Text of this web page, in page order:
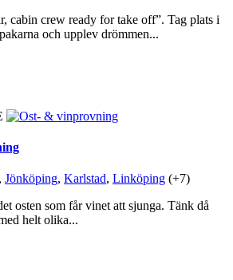
cabin crew ready for take off”. Tag plats i
och upplev drömmen...
, Jönköping, Karlstad, Linköping (+7)
osten som får vinet att sjunga. Tänk då
helt olika...